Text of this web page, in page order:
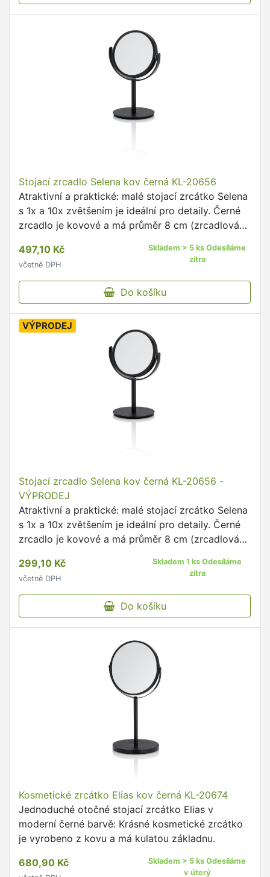
Stojací zrcadlo Selena kov černá KL-20656
Atraktivní a praktické: malé stojací zrcátko Selena
s 1x a 10x zvětšením je ideální pro detaily. Černé
zrcadlo je kovové a má průměr 8 cm (zrcadlová
497,10 Kč
včetně DPH
Skladem > 5 ks Odesíláme
zítra
Do košíku
VÝPRODEJ
Stojací zrcadlo Selena kov černá KL-20656 -
VÝPRODEJ
Atraktivní a praktické: malé stojací zrcátko Selena
s 1x a 10x zvětšením je ideální pro detaily. Černé
zrcadlo je kovové a má průměr 8 cm (zrcadlová
299,10 Kč
včetně DPH
Skladem 1 ks Odesíláme
zítra
Do košíku
Kosmetické zrcátko Elias kov černá KL-20674
Jednoduché otočné stojací zrcátko Elias v
moderní černé barvě: Krásné kosmetické zrcátko
je vyrobeno z kovu a má kulatou základnu.
680,90 Kč
Skladem > 5 ks Odesíláme
v úterý